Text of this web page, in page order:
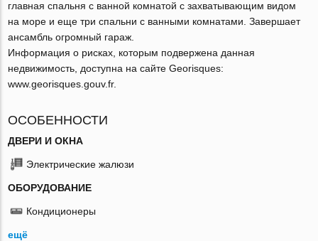
главная спальня с ванной комнатой с захватывающим видом
на море и еще три спальни с ванными комнатами. Завершает
ансамбль огромный гараж.
Информация о рисках, которым подвержена данная
недвижимость, доступна на сайте Georisques:
www.georisques.gouv.fr.
ОСОБЕННОСТИ
ДВЕРИ И ОКНА
Электрические жалюзи
ОБОРУДОВАНИЕ
Кондиционеры
ещё